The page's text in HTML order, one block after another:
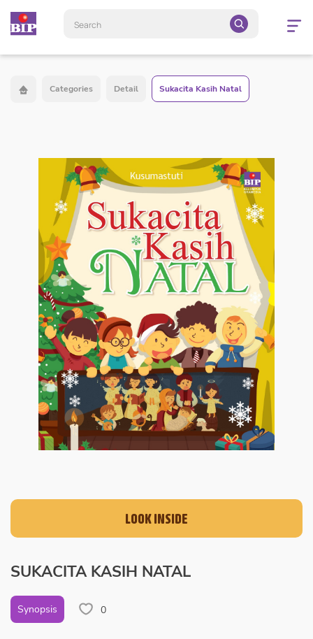
Open
Categories Detail Sukacita Kasih Natal
LOOK INSIDE
SUKACITA KASIH NATAL
Synopsis 0